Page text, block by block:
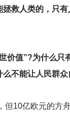
救人类的，只
价值”?为什么
不能让人民群
但10亿欧元的方